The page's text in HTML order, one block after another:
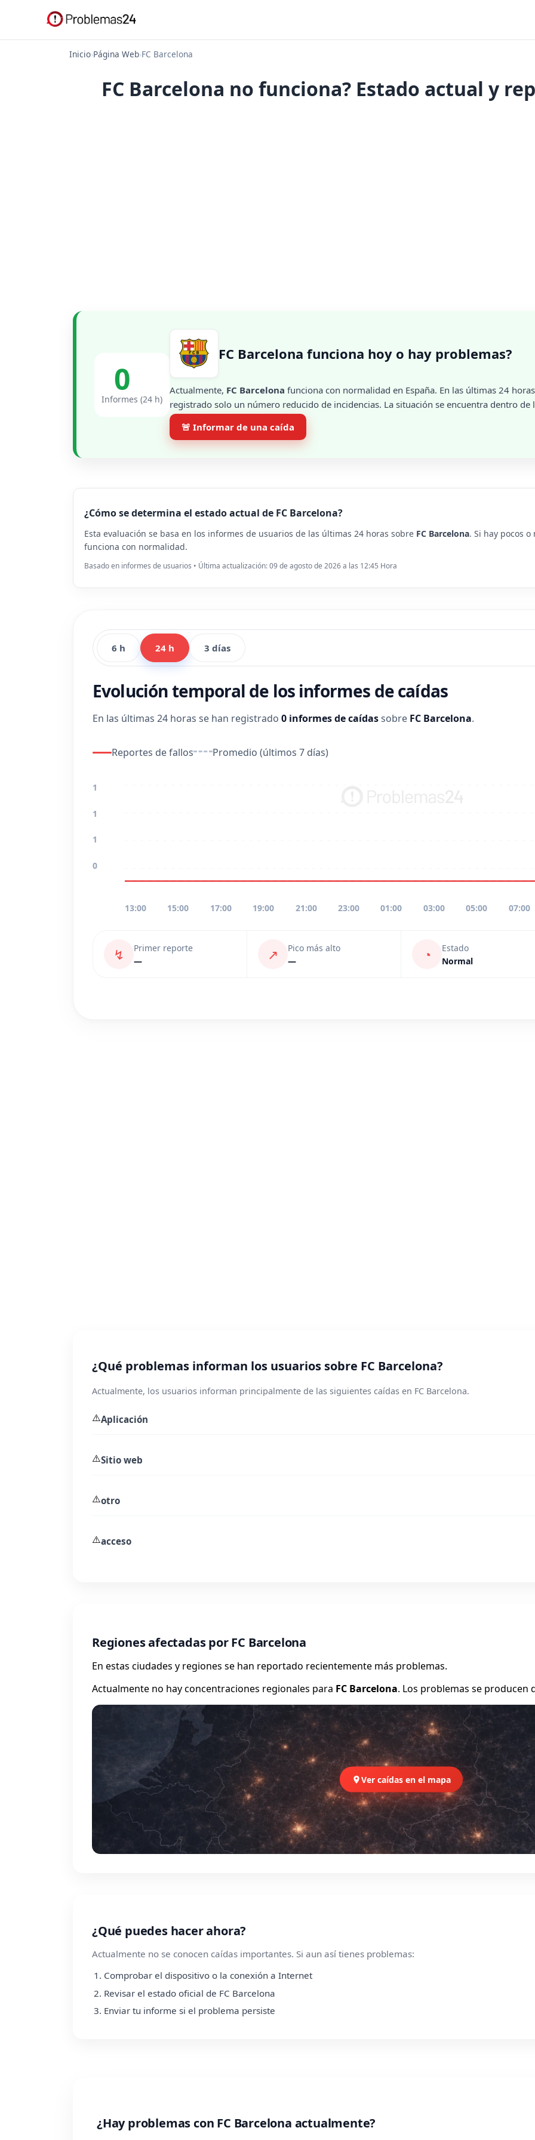
Inicio›Página Web›FC Barcelona
FC Barcelona no funciona? Estado actual y
0
Informes (24 h)
FC Barcelona funciona hoy o hay problemas?
Actualmente, FC Barcelona funciona con normalidad en España. En las últimas 24
registrado solo un número reducido de incidencias. La situación se encuentra dentro de
🚨 Informar de una caída
¿Cómo se determina el estado actual de FC Barcelona?
Esta evaluación se basa en los informes de usuarios de las últimas 24 horas sobre FC Barcelona. Si hay pocos
funciona con normalidad.
Basado en informes de usuarios • Última actualización: 09 de agosto de 2026 a las 12:45 Hora
6 h 24 h 3 días
Evolución temporal de los informes de caídas
En las últimas 24 horas se han registrado 0 informes de caídassobre FC Barcelona.
Reportes de fallos Promedio (últimos 7 días)
1
1
1
0
13:00 15:00 17:00 19:00 21:00 23:00 01:00 03:00 05:00 07:00
↯
Primer reporte
—
↗
Pico más alto
—
◔
Estado
Normal
¿Qué problemas informan los usuarios sobre FC Barcelona?
Actualmente, los usuarios informan principalmente de las siguientes caídas en FC Barcelona.
⚠️Aplicación
⚠️Sitio web
⚠️otro
⚠️acceso
Regiones afectadas por FC Barcelona
En estas ciudades y regiones se han reportado recientemente más problemas.
Actualmente no hay concentraciones regionales para FC Barcelona. Los problemas se producen
Ver caídas en el mapa
¿Qué puedes hacer ahora?
Actualmente no se conocen caídas importantes. Si aun así tienes problemas:
Comprobar el dispositivo o la conexión a Internet
Revisar el estado oficial de FC Barcelona
Enviar tu informe si el problema persiste
¿Hay problemas con FC Barcelona actualmente?